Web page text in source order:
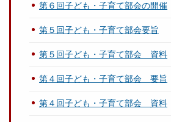
第６回子ども・子育て部会の開催
第５回子ども・子育て部会要旨
第５回子ども・子育て部会 資料
第４回子ども・子育て部会 要旨
第４回子ども・子育て部会 資料